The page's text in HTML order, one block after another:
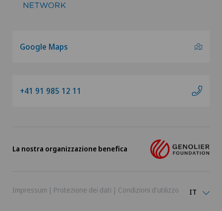
Google Maps
+41 91 985 12 11
La nostra organizzazione benefica
Impressum | Protezione dei dati | Condizioni d'utilizzo IT